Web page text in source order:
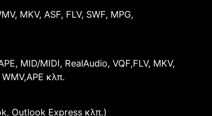
MKV, ASF, FLV, SWF, MPG,
MID/MIDI, RealAudio, VQF,FLV, MKV,
κλπ.
Outlook Express κλπ.)